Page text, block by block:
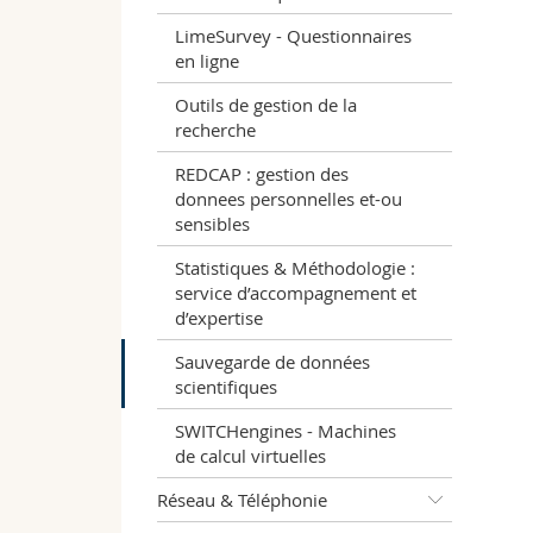
LimeSurvey - Questionnaires
en ligne
Outils de gestion de la
recherche
REDCAP : gestion des
donnees personnelles et-ou
sensibles
Statistiques & Méthodologie :
service d’accompagnement et
d’expertise
Sauvegarde de données
scientifiques
SWITCHengines - Machines
de calcul virtuelles
Réseau & Téléphonie